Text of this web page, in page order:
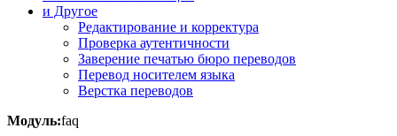
и Другое
Редактирование и корректура
Проверка аутентичности
Заверение печатью бюро переводов
Перевод носителем языка
Верстка переводов
Модуль:faq